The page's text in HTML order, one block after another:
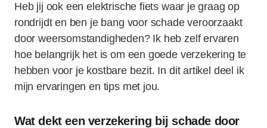
Heb jij ook een elektrische fiets waar je graag op
rondrijdt en ben je bang voor schade veroorzaakt
door weersomstandigheden? Ik heb zelf ervaren
hoe belangrijk het is om een goede verzekering te
hebben voor je kostbare bezit. In dit artikel deel ik
mijn ervaringen en tips met jou.
Wat dekt een verzekering bij schade door